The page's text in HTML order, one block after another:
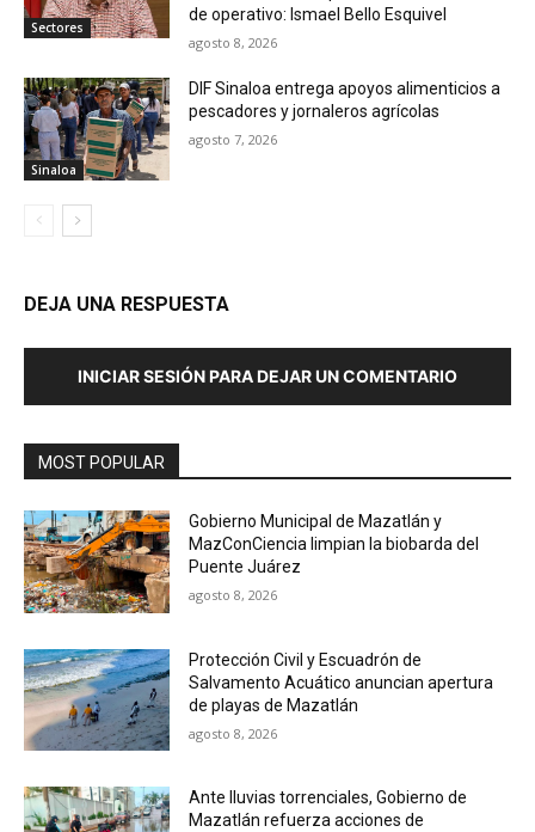
Sectores
de operativo: Ismael Bello Esquivel
agosto 8, 2026
Sinaloa
DIF Sinaloa entrega apoyos alimenticios a
pescadores y jornaleros agrícolas
agosto 7, 2026
DEJA UNA RESPUESTA
INICIAR SESIÓN PARA DEJAR UN COMENTARIO
MOST POPULAR
Gobierno Municipal de Mazatlán y
MazConCiencia limpian la biobarda del
Puente Juárez
agosto 8, 2026
Protección Civil y Escuadrón de
Salvamento Acuático anuncian apertura
de playas de Mazatlán
agosto 8, 2026
Ante lluvias torrenciales, Gobierno de
Mazatlán refuerza acciones de